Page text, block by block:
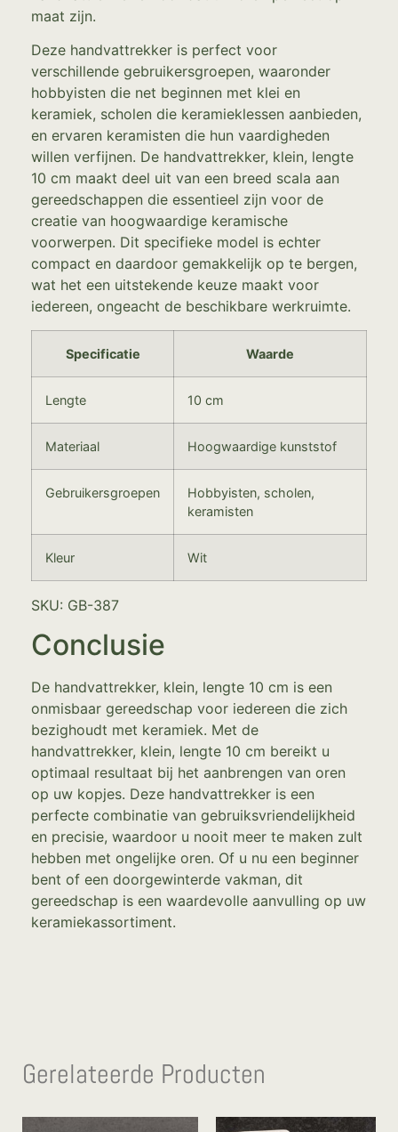
maat zijn.
Deze handvattrekker is perfect voor
verschillende gebruikersgroepen, waaronder
hobbyisten die net beginnen met klei en
keramiek, scholen die keramieklessen aanbieden,
en ervaren keramisten die hun vaardigheden
willen verfijnen. De handvattrekker, klein, lengte
10 cm maakt deel uit van een breed scala aan
gereedschappen die essentieel zijn voor de
creatie van hoogwaardige keramische
voorwerpen. Dit specifieke model is echter
compact en daardoor gemakkelijk op te bergen,
wat het een uitstekende keuze maakt voor
iedereen, ongeacht de beschikbare werkruimte.
Specificatie Waarde
Lengte 10 cm
Materiaal Hoogwaardige kunststof
Gebruikersgroepen
Hobbyisten, scholen,
keramisten
Kleur Wit
SKU: GB-387
Conclusie
De handvattrekker, klein, lengte 10 cm is een
onmisbaar gereedschap voor iedereen die zich
bezighoudt met keramiek. Met de
handvattrekker, klein, lengte 10 cm bereikt u
optimaal resultaat bij het aanbrengen van oren
op uw kopjes. Deze handvattrekker is een
perfecte combinatie van gebruiksvriendelijkheid
en precisie, waardoor u nooit meer te maken zult
hebben met ongelijke oren. Of u nu een beginner
bent of een doorgewinterde vakman, dit
gereedschap is een waardevolle aanvulling op uw
keramiekassortiment.
Gerelateerde Producten